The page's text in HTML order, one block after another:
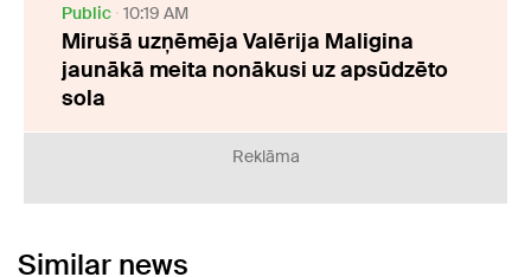
Public 10:19 AM
Mirušā uzņēmēja Valērija Maligina
jaunākā meita nonākusi uz apsūdzēto
sola
Reklāma
Similar news